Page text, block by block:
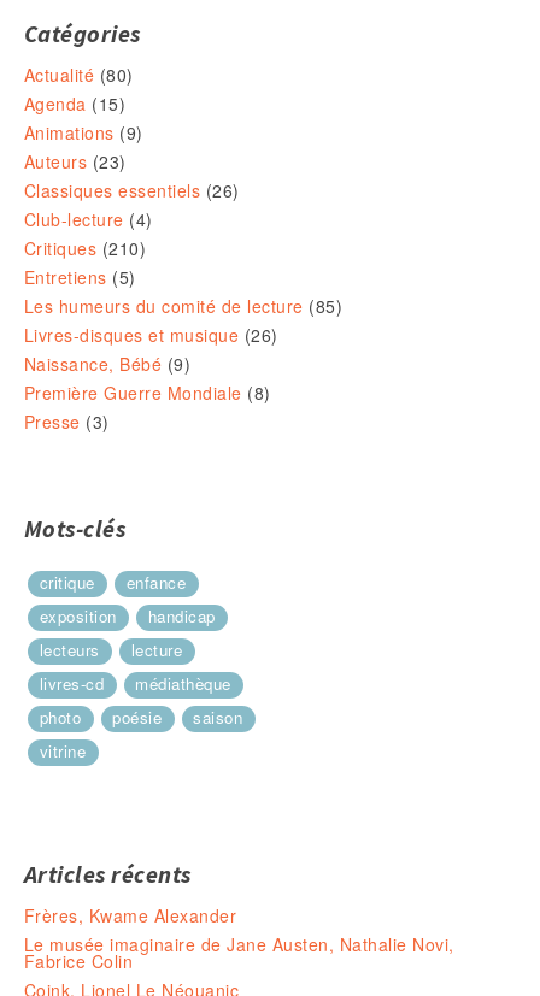
Catégories
Actualité (80)
Agenda (15)
Animations (9)
Auteurs (23)
Classiques essentiels (26)
Club-lecture (4)
Critiques (210)
Entretiens (5)
Les humeurs du comité de lecture (85)
Livres-disques et musique (26)
Naissance, Bébé (9)
Première Guerre Mondiale (8)
Presse (3)
Mots-clés
critique
enfance
exposition
handicap
lecteurs
lecture
livres-cd
médiathèque
photo
poésie
saison
vitrine
Articles récents
Frères, Kwame Alexander
Le musée imaginaire de Jane Austen, Nathalie Novi,
Fabrice Colin
Coink, Lionel Le Néouanic